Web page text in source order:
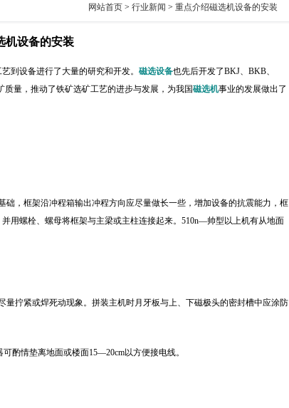
网站首页> 行业新闻 > 重点介绍磁选机设备的安装
机设备的安装
到设备进行了大量的研究和开发。 磁选设备也先后开发了BKJ、BKB、
量，推动了铁矿选矿工艺的进步与发展，为我国磁选机事业的发展做出了
础，框架沿冲程箱输出冲程方向应尽量做长一些，增加设备的抗震能力，框
用螺栓、螺母将框架与主梁或主柱连接起来。510n—帅型以上机有从地面
量拧紧或焊死动现象。拼装主机时月牙板与上、下磁极头的密封槽中应涂防
酌情垫离地面或楼面15—20cm以方便接电线。